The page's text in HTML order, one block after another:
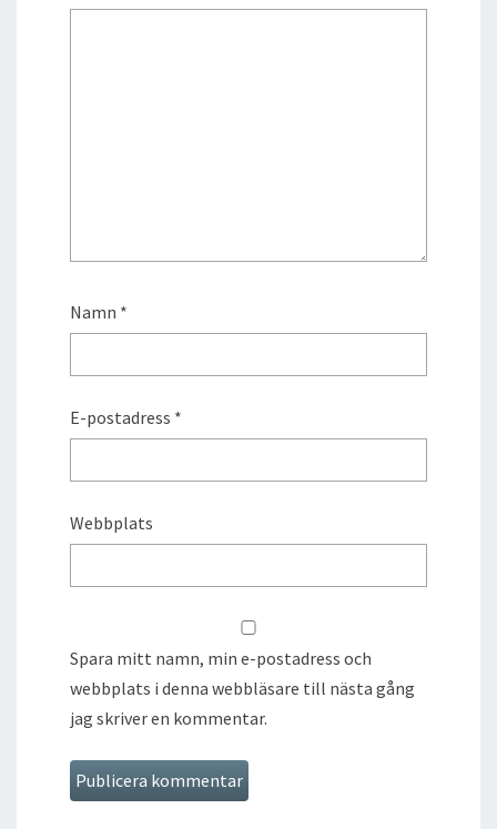
Namn *
E-postadress *
Webbplats
Spara mitt namn, min e-postadress och
webbplats i denna webbläsare till nästa gång
jag skriver en kommentar.